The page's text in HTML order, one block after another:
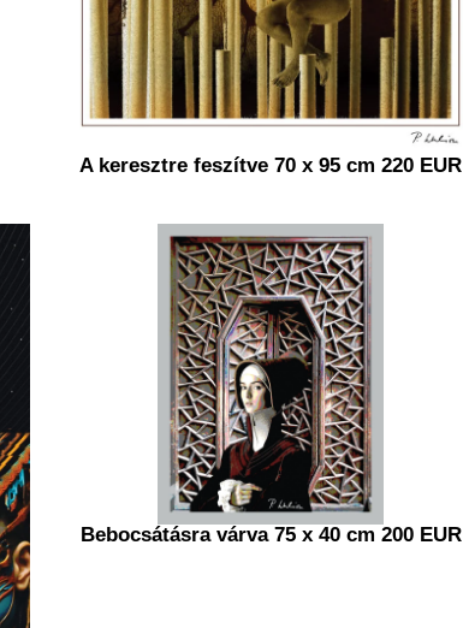
A keresztre feszítve 70 x 95 cm 220 EUR
Bebocsátásra várva 75 x 40 cm 200 EUR